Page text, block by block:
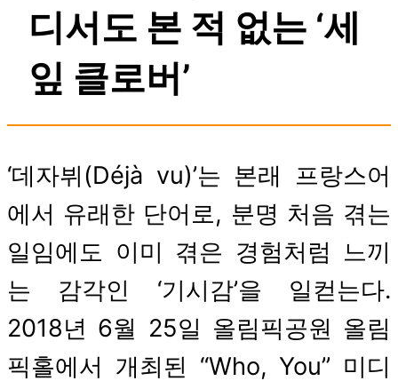
디서도 본 적 없는 ‘세
잎 클로버’
‘데자뷔(Déjà vu)’는 본래 프랑스어
에서 유래한 단어로, 분명 처음 겪는
일임에도 이미 겪은 경험처럼 느끼
는 감각인 ‘기시감’을 일컫는다.
2018년 6월 25일 올림픽공원 올림
픽홀에서 개최된 “Who, You” 미디